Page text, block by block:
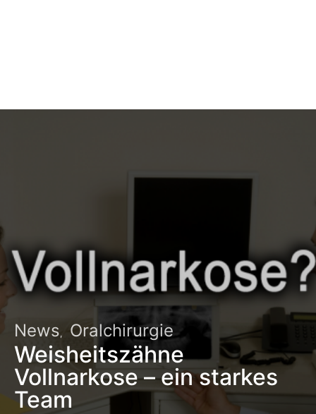
News Oralchirurgie
Weisheitszähne
Vollnarkose – ein starkes
Team